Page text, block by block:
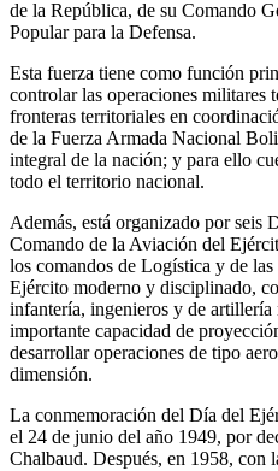
de la República, de su Comando
Popular para la Defensa.
Esta fuerza tiene como función
controlar las operaciones militares
fronteras territoriales en
de la Fuerza Armada Nacional
integral de la nación; y para ello
todo el territorio nacional.
Además, está organizado por seis
Comando de la Aviación del
los comandos de Logística y de
Ejército moderno y disciplinado,
infantería, ingenieros y de
importante capacidad de
desarrollar operaciones de tipo
dimensión.
La conmemoración del Día del
el 24 de junio del año 1949, por
Chalbaud. Después, en 1958, con